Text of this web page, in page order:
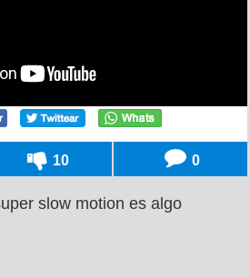
10 0
slow motion es algo